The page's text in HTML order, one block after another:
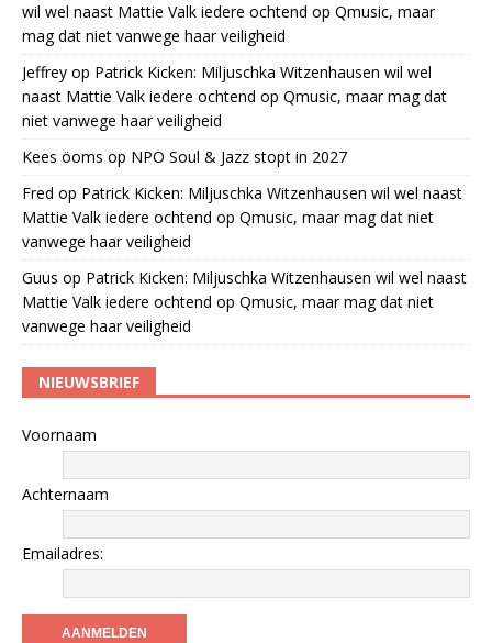
wil wel naast Mattie Valk iedere ochtend op Qmusic, maar
mag dat niet vanwege haar veiligheid
Jeffrey op Patrick Kicken: Miljuschka Witzenhausen wil wel
naast Mattie Valk iedere ochtend op Qmusic, maar mag dat
niet vanwege haar veiligheid
Kees öoms op NPO Soul & Jazz stopt in 2027
Fred op Patrick Kicken: Miljuschka Witzenhausen wil wel naast
Mattie Valk iedere ochtend op Qmusic, maar mag dat niet
vanwege haar veiligheid
Guus op Patrick Kicken: Miljuschka Witzenhausen wil wel naast
Mattie Valk iedere ochtend op Qmusic, maar mag dat niet
vanwege haar veiligheid
NIEUWSBRIEF
Voornaam
Achternaam
Emailadres: